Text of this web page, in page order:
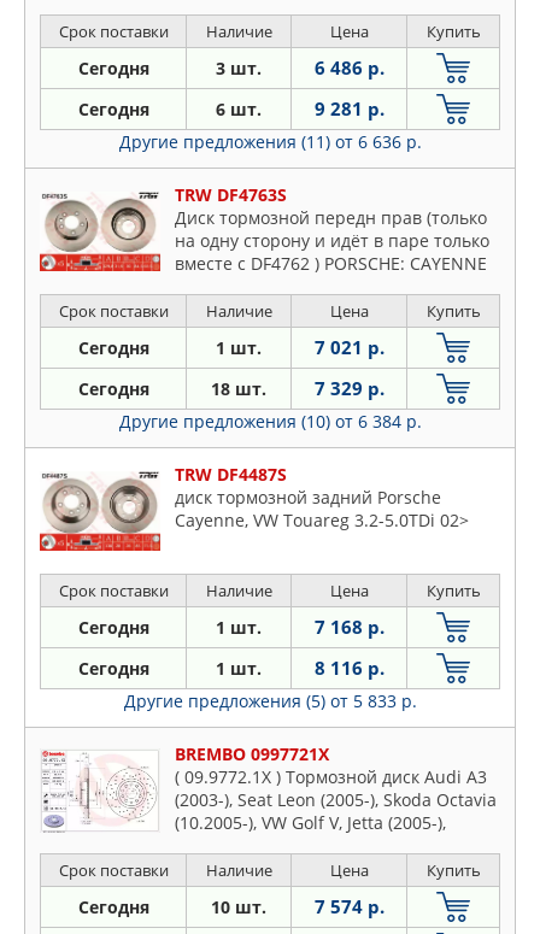
Срок поставки Наличие Цена Купить
Сегодня 3 шт. 6 486 р.
Сегодня 6 шт. 9 281 р.
Другие предложения (11) от 6 636 р.
TRW DF4763S
Диск тормозной передн прав (только
на одну сторону и идёт в паре только
вместе с DF4762 ) PORSCHE: CAYENNE
Срок поставки Наличие Цена Купить
Сегодня 1 шт. 7 021 р.
Сегодня 18 шт. 7 329 р.
Другие предложения (10) от 6 384 р.
TRW DF4487S
диск тормозной задний Porsche
Cayenne, VW Touareg 3.2-5.0TDi 02>
Срок поставки Наличие Цена Купить
Сегодня 1 шт. 7 168 р.
Сегодня 1 шт. 8 116 р.
Другие предложения (5) от 5 833 р.
BREMBO 0997721X
( 09.9772.1X ) Тормозной диск Audi A3
(2003-), Seat Leon (2005-), Skoda Octavia
(10.2005-), VW Golf V, Jetta (2005-),
Срок поставки Наличие Цена Купить
Сегодня 10 шт. 7 574 р.